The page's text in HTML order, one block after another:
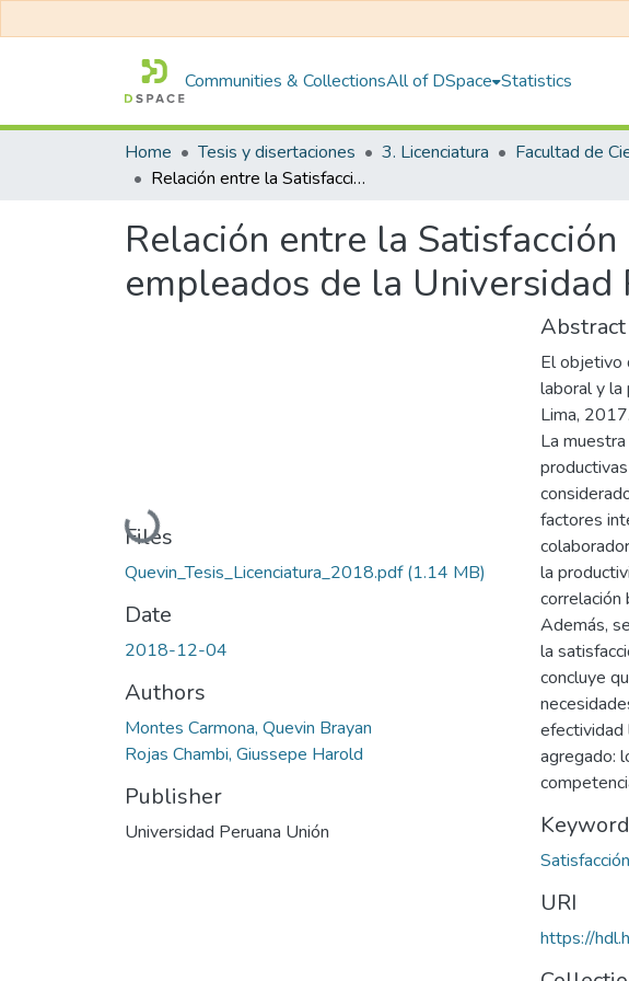
Communities & CollectionsAll of DSpace Statistics
Home Tesis y disertaciones 3. Licenciatura
Relación entre la Satisfacción Laboral y la Productividad en los empleados de la Universidad Peruana Unión, Lima- 2017
Relación entre la
empleados de la
Loading...
Files
Quevin_Tesis_Licenciatura_2018.pdf(1.14 MB)
Date
2018-12-04
Authors
Montes Carmona, Quevin Brayan
Rojas Chambi, Giussepe Harold
Publisher
Universidad Peruana Unión
Abstract
El objetivo
laboral y la
Lima,
La
factores
la
Además,
la
concluye
efectividad
agregado:
URI
https://